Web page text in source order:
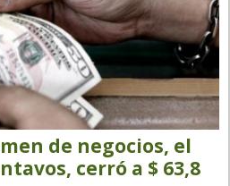
de negocios, el
cerró a $ 63,8